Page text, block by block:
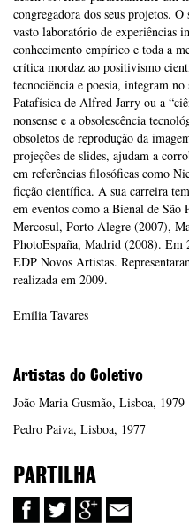
congregadora dos seus projetos.
vasto laboratório de experiências
conhecimento empírico e toda a
crítica mordaz ao positivismo
tecnociência e poesia, integram
Patafísica de Alfred Jarry ou a
nonsense e a obsolescência
obsoletos de reprodução da
projeções de slides, ajudam a
em referências filosóficas como
ficção científica. A sua carreira
em eventos como a Bienal de
Mercosul, Porto Alegre (2007),
PhotoEspaña, Madrid (2008). Em
EDP Novos Artistas.
realizada em 2009.
Emília Tavares
Artistas do Coletivo
João Maria Gusmão, Lisboa, 1979
Pedro Paiva, Lisboa, 1977
PARTILHA